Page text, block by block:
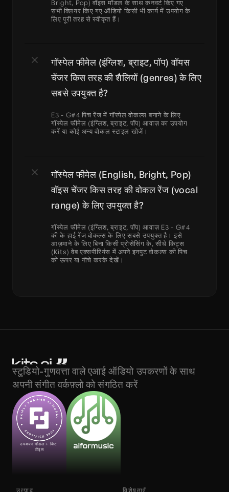
Bright, Pop) वॉइस मॉडल के साथ कनवर्ट किए गए
सभी क्लियर किए गए ऑडियो किसी भी कार्य में उपयोग के
लिए पूरी तरह से स्वीकृत हैं।
गॉस्पेल फीमेल (इंग्लिश, ब्राइट, पॉप) वॉयस
चेंजर किस तरह की शैलियों (genres) के लिए
सबसे उपयुक्त है?
E3 - G#4 पिच रेंज में गॉस्पेल वोकल्स बनाने के लिए
गॉस्पेल फीमेल (इंग्लिश, ब्राइट, पॉप) आवाज़ का उपयोग
करें या कोई अन्य वोकल स्टाइल खोजें।
गॉस्पेल फीमेल (English, Bright, Pop)
वॉइस चेंजर किस तरह की वोकल रेंज (vocal
range) के लिए उपयुक्त है?
गॉस्पेल फीमेल (इंग्लिश, ब्राइट, पॉप) आवाज़ E3 - G#4
की के हाई रेंज वोकल्स के लिए सबसे उपयुक्त है। इसे
आज़माने के लिए बिना किसी प्रोसेसिंग के, सीधे किट्स
(Kits) वेब एक्सपीरियंस में अपने इनपुट वोकल्स की पिच
को ऊपर या नीचे करके देखें।
स्टुडियो-गुणवत्ता वाले एआई ऑडियो उपकरणों के साथ
अपनी संगीत वर्कफ़्लो को संगठित करें
उपकरण मॉडल + किट
वॉइस
उत्पाद विशेषताएँ